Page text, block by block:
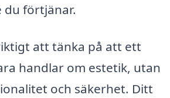
du förtjänar.
att tänka på att ett
handlar om estetik, utan
och säkerhet. Ditt